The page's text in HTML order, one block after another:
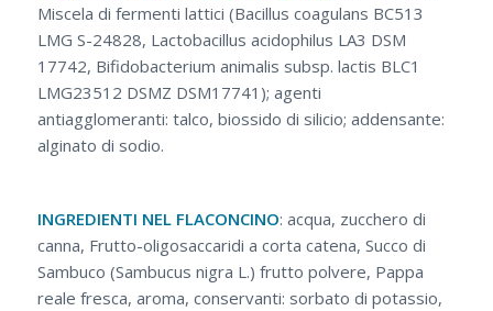
Miscela di fermenti lattici (Bacillus coagulans BC513
LMG S-24828, Lactobacillus acidophilus LA3 DSM
17742, Bifidobacterium animalis subsp. lactis BLC1
LMG23512 DSMZ DSM17741); agenti
antiagglomeranti: talco, biossido di silicio; addensante:
alginato di sodio.
INGREDIENTI NEL FLACONCINO: acqua, zucchero di
canna, Frutto-oligosaccaridi a corta catena, Succo di
Sambuco (Sambucus nigra L.) frutto polvere, Pappa
reale fresca, aroma, conservanti: sorbato di potassio,